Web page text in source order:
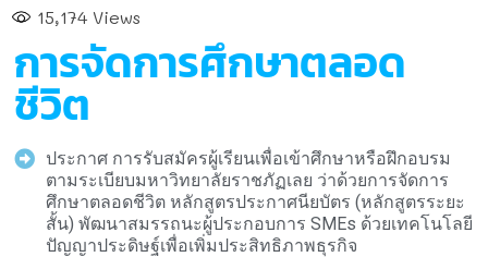
การศึกษาที่ 1/2569
ภาคปกติ (รอบมหกรรมวิชาการ) ประจำปีการศึกษา 2570
15,174 Views
การจัดการศึกษาตลอด
ชีวิต
ประกาศ การรับสมัครผู้เรียนเพื่อเข้าศึกษาหรือฝึกอบรม
ตามระเบียบมหาวิทยาลัยราชภัฏเลย ว่าด้วยการจัดการ
ศึกษาตลอดชีวิต หลักสูตรประกาศนียบัตร (หลักสูตรระยะ
สั้น) พัฒนาสมรรถนะผู้ประกอบการ SMEs ด้วยเทคโนโลยี
ปัญญาประดิษฐ์เพื่อเพิ่มประสิทธิภาพธุรกิจ